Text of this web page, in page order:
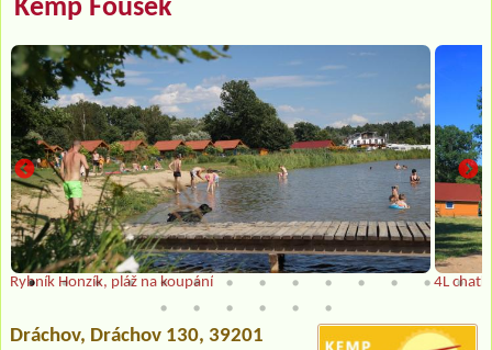
Kemp Fousek
Rybník Honzík, pláž na koupání 4L
Dráchov, Dráchov 130, 39201